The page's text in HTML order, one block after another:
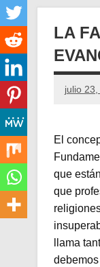
LA
julio
El
que
que
llama